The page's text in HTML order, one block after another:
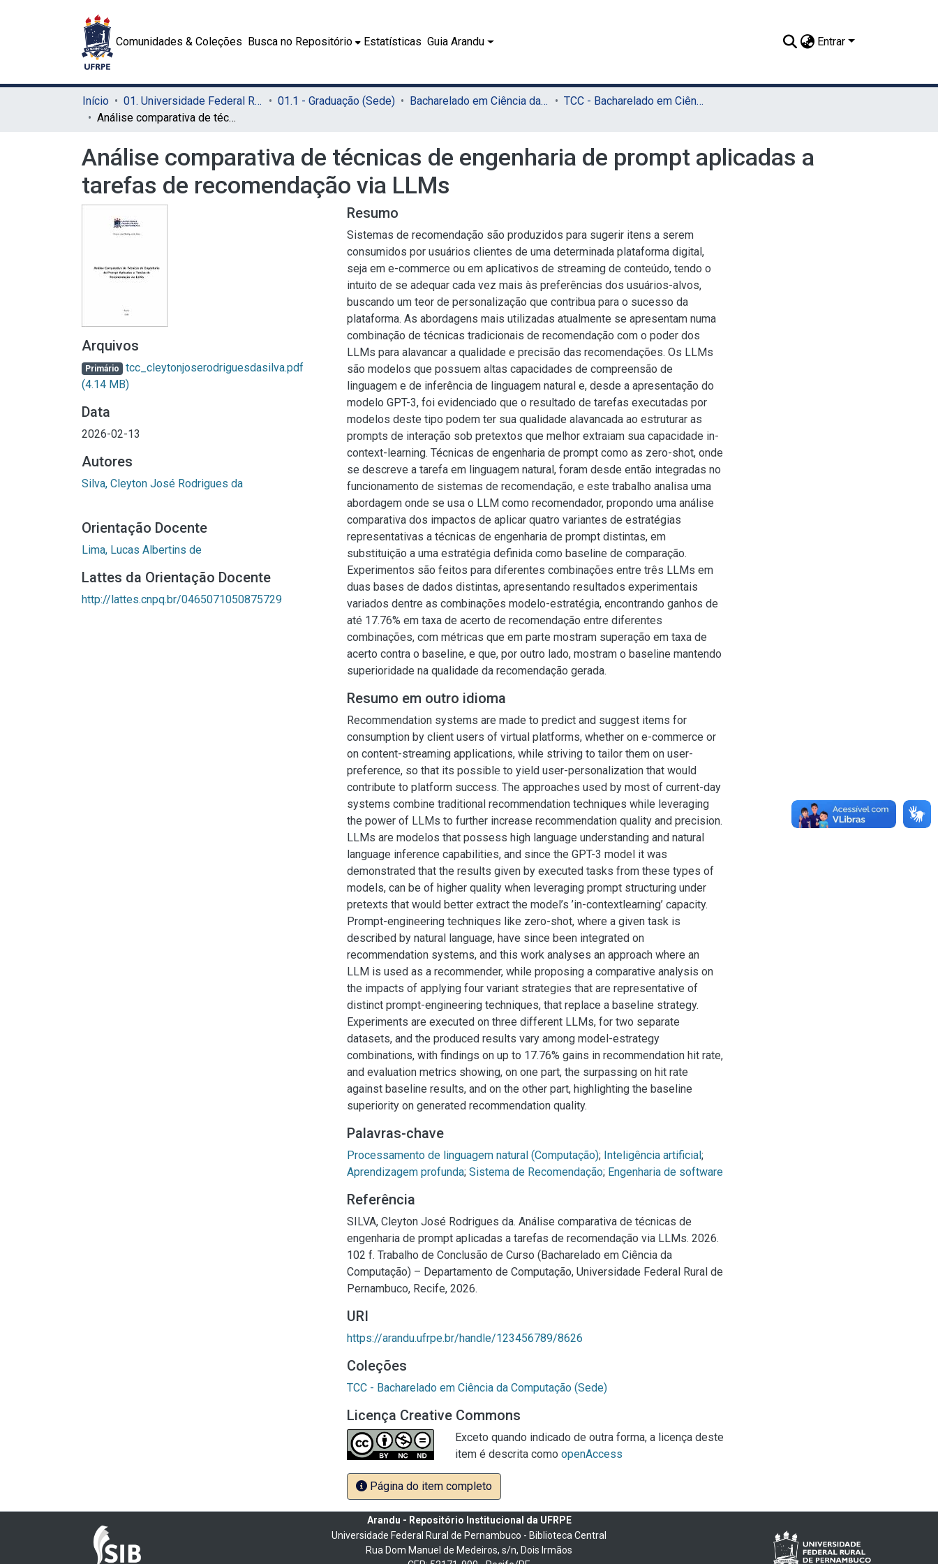
Comunidades & Coleções Busca no Repositório Estatísticas Guia Arandu Entrar
Início 01. Universidade Federal Rural de Pernambuco - UFRPE (Sede) 01.1 - Graduação (Sede) Bacharelado em Ciência da Computação (Sede)
TCC - Bacharelado em Ciência da Computação (Sede)
Análise comparativa de técnicas de engenharia de prompt aplicadas a tarefas de recomendação via LLMs
Análise comparativa de técnicas de engenharia de prompt aplicadas a
tarefas de recomendação via LLMs
Arquivos
Primário tcc_cleytonjoserodriguesdasilva.pdf
(4.14 MB)
Data
2026-02-13
Autores
Silva, Cleyton José Rodrigues da
Orientação Docente
Lima, Lucas Albertins de
Lattes da Orientação Docente
http://lattes.cnpq.br/0465071050875729
Resumo
Sistemas de recomendação são produzidos para sugerir itens a serem
consumidos por usuários clientes de uma determinada plataforma digital,
seja em e-commerce ou em aplicativos de streaming de conteúdo, tendo o
intuito de se adequar cada vez mais às preferências dos usuários-alvos,
buscando um teor de personalização que contribua para o sucesso da
plataforma. As abordagens mais utilizadas atualmente se apresentam numa
combinação de técnicas tradicionais de recomendação com o poder dos
LLMs para alavancar a qualidade e precisão das recomendações. Os LLMs
são modelos que possuem altas capacidades de compreensão de
linguagem e de inferência de linguagem natural e, desde a apresentação do
modelo GPT-3, foi evidenciado que o resultado de tarefas executadas por
modelos deste tipo podem ter sua qualidade alavancada ao estruturar as
prompts de interação sob pretextos que melhor extraiam sua capacidade in-
context-learning. Técnicas de engenharia de prompt como as zero-shot, onde
se descreve a tarefa em linguagem natural, foram desde então integradas no
funcionamento de sistemas de recomendação, e este trabalho analisa uma
abordagem onde se usa o LLM como recomendador, propondo uma análise
comparativa dos impactos de aplicar quatro variantes de estratégias
representativas a técnicas de engenharia de prompt distintas, em
substituição a uma estratégia definida como baseline de comparação.
Experimentos são feitos para diferentes combinações entre três LLMs em
duas bases de dados distintas, apresentando resultados experimentais
variados dentre as combinações modelo-estratégia, encontrando ganhos de
até 17.76% em taxa de acerto de recomendação entre diferentes
combinações, com métricas que em parte mostram superação em taxa de
acerto contra o baseline, e que, por outro lado, mostram o baseline mantendo
superioridade na qualidade da recomendação gerada.
Resumo em outro idioma
Recommendation systems are made to predict and suggest items for
consumption by client users of virtual platforms, whether on e-commerce or
on content-streaming applications, while striving to tailor them on user-
preference, so that its possible to yield user-personalization that would
contribute to platform success. The approaches used by most of current-day
systems combine traditional recommendation techniques while leveraging
the power of LLMs to further increase recommendation quality and precision.
LLMs are modelos that possess high language understanding and natural
language inference capabilities, and since the GPT-3 model it was
demonstrated that the results given by executed tasks from these types of
models, can be of higher quality when leveraging prompt structuring under
pretexts that would better extract the model’s ’in-contextlearning’ capacity.
Prompt-engineering techniques like zero-shot, where a given task is
described by natural language, have since been integrated on
recommendation systems, and this work analyses an approach where an
LLM is used as a recommender, while proposing a comparative analysis on
the impacts of applying four variant strategies that are representative of
distinct prompt-engineering techniques, that replace a baseline strategy.
Experiments are executed on three different LLMs, for two separate
datasets, and the produced results vary among model-estrategy
combinations, with findings on up to 17.76% gains in recommendation hit rate,
and evaluation metrics showing, on one part, the surpassing on hit rate
against baseline results, and on the other part, highlighting the baseline
superiority on generated recommendation quality.
Palavras-chave
Processamento de linguagem natural (Computação); Inteligência artificial;
Aprendizagem profunda; Sistema de Recomendação; Engenharia de software
Referência
SILVA, Cleyton José Rodrigues da. Análise comparativa de técnicas de
engenharia de prompt aplicadas a tarefas de recomendação via LLMs. 2026.
102 f. Trabalho de Conclusão de Curso (Bacharelado em Ciência da
Computação) – Departamento de Computação, Universidade Federal Rural de
Pernambuco, Recife, 2026.
URI
https://arandu.ufrpe.br/handle/123456789/8626
Coleções
TCC - Bacharelado em Ciência da Computação (Sede)
Licença Creative Commons
Exceto quando indicado de outra forma, a licença deste
item é descrita como openAccess
Página do item completo
Arandu - Repositório Institucional da UFRPE
Universidade Federal Rural de Pernambuco - Biblioteca Central
Rua Dom Manuel de Medeiros, s/n, Dois Irmãos